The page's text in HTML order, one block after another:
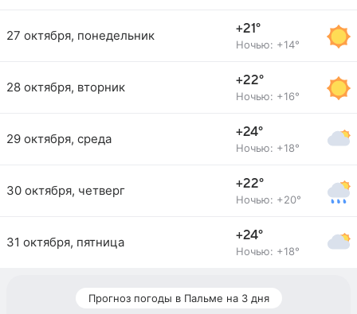
27 октября, понедельник +21°
Ночью: +14°
28 октября, вторник +22°
Ночью: +16°
29 октября, среда +24°
Ночью: +18°
30 октября, четверг +22°
Ночью: +20°
31 октября, пятница +24°
Ночью: +18°
Прогноз погоды в Пальме на 3 дня